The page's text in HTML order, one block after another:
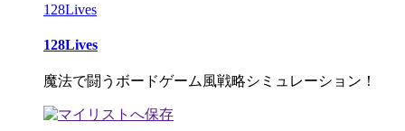
128Lives
128Lives
魔法で闘うボードゲーム風戦略シミュレーション！